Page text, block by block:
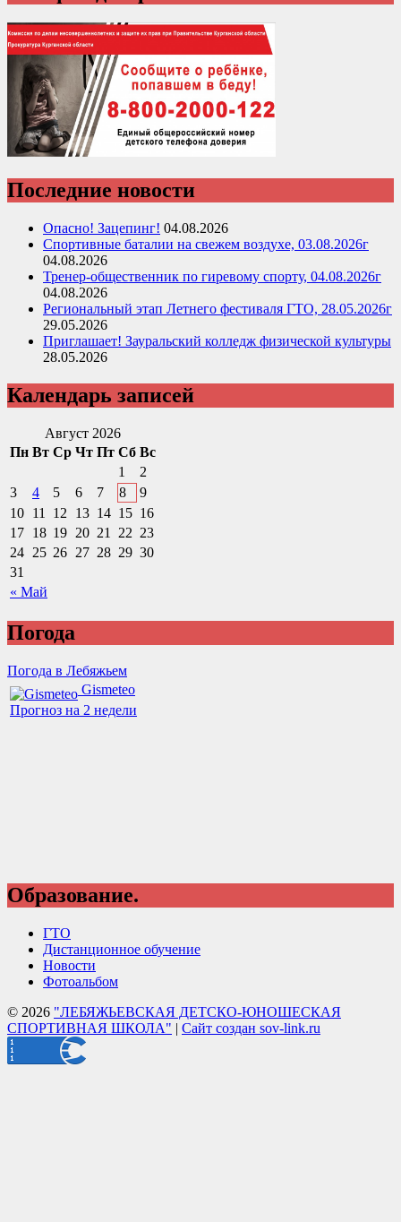
Последние новости
Опасно! Зацепинг! 04.08.2026
Спортивные баталии на свежем воздухе, 03.08.2026г
04.08.2026
Тренер-общественник по гиревому спорту, 04.08.2026г
04.08.2026
Региональный этап Летнего фестиваля ГТО, 28.05.2026г
29.05.2026
Приглашает! Зауральский колледж физической культуры
28.05.2026
Календарь записей
Август 2026
Пн Вт Ср Чт Пт Сб Вс
« Май
1
2
3
4 5 6 7 8
9
10 11 12 13 14 15 16
17 18 19 20 21 22 23
24 25 26 27 28 29 30
31
Погода
Погода в Лебяжьем
Gismeteo
Прогноз на 2 недели
Образование.
ГТО
Дистанционное обучение
Новости
Фотоальбом
© 2026 "ЛЕБЯЖЬЕВСКАЯ ДЕТСКО-ЮНОШЕСКАЯ
СПОРТИВНАЯ ШКОЛА" | Сайт создан sov-link.ru